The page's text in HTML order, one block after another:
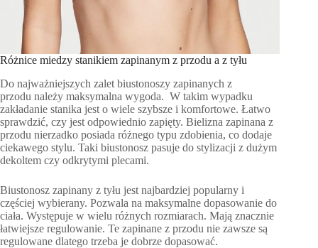
Różnice miedzy stanikiem zapinanym z przodu a z tyłu
Do najważniejszych zalet biustonoszy zapinanych z
przodu należy maksymalna wygoda. W takim wypadku
zakładanie stanika jest o wiele szybsze i komfortowe. Łatwo
sprawdzić, czy jest odpowiednio zapięty. Bielizna zapinana z
przodu nierzadko posiada różnego typu zdobienia, co dodaje
ciekawego stylu. Taki biustonosz pasuje do stylizacji z dużym
dekoltem czy odkrytymi plecami.
Biustonosz zapinany z tyłu jest najbardziej popularny i
częściej wybierany. Pozwala na maksymalne dopasowanie do
ciała. Występuje w wielu różnych rozmiarach. Mają znacznie
łatwiejsze regulowanie. Te zapinane z przodu nie zawsze są
regulowane dlatego trzeba je dobrze dopasować.